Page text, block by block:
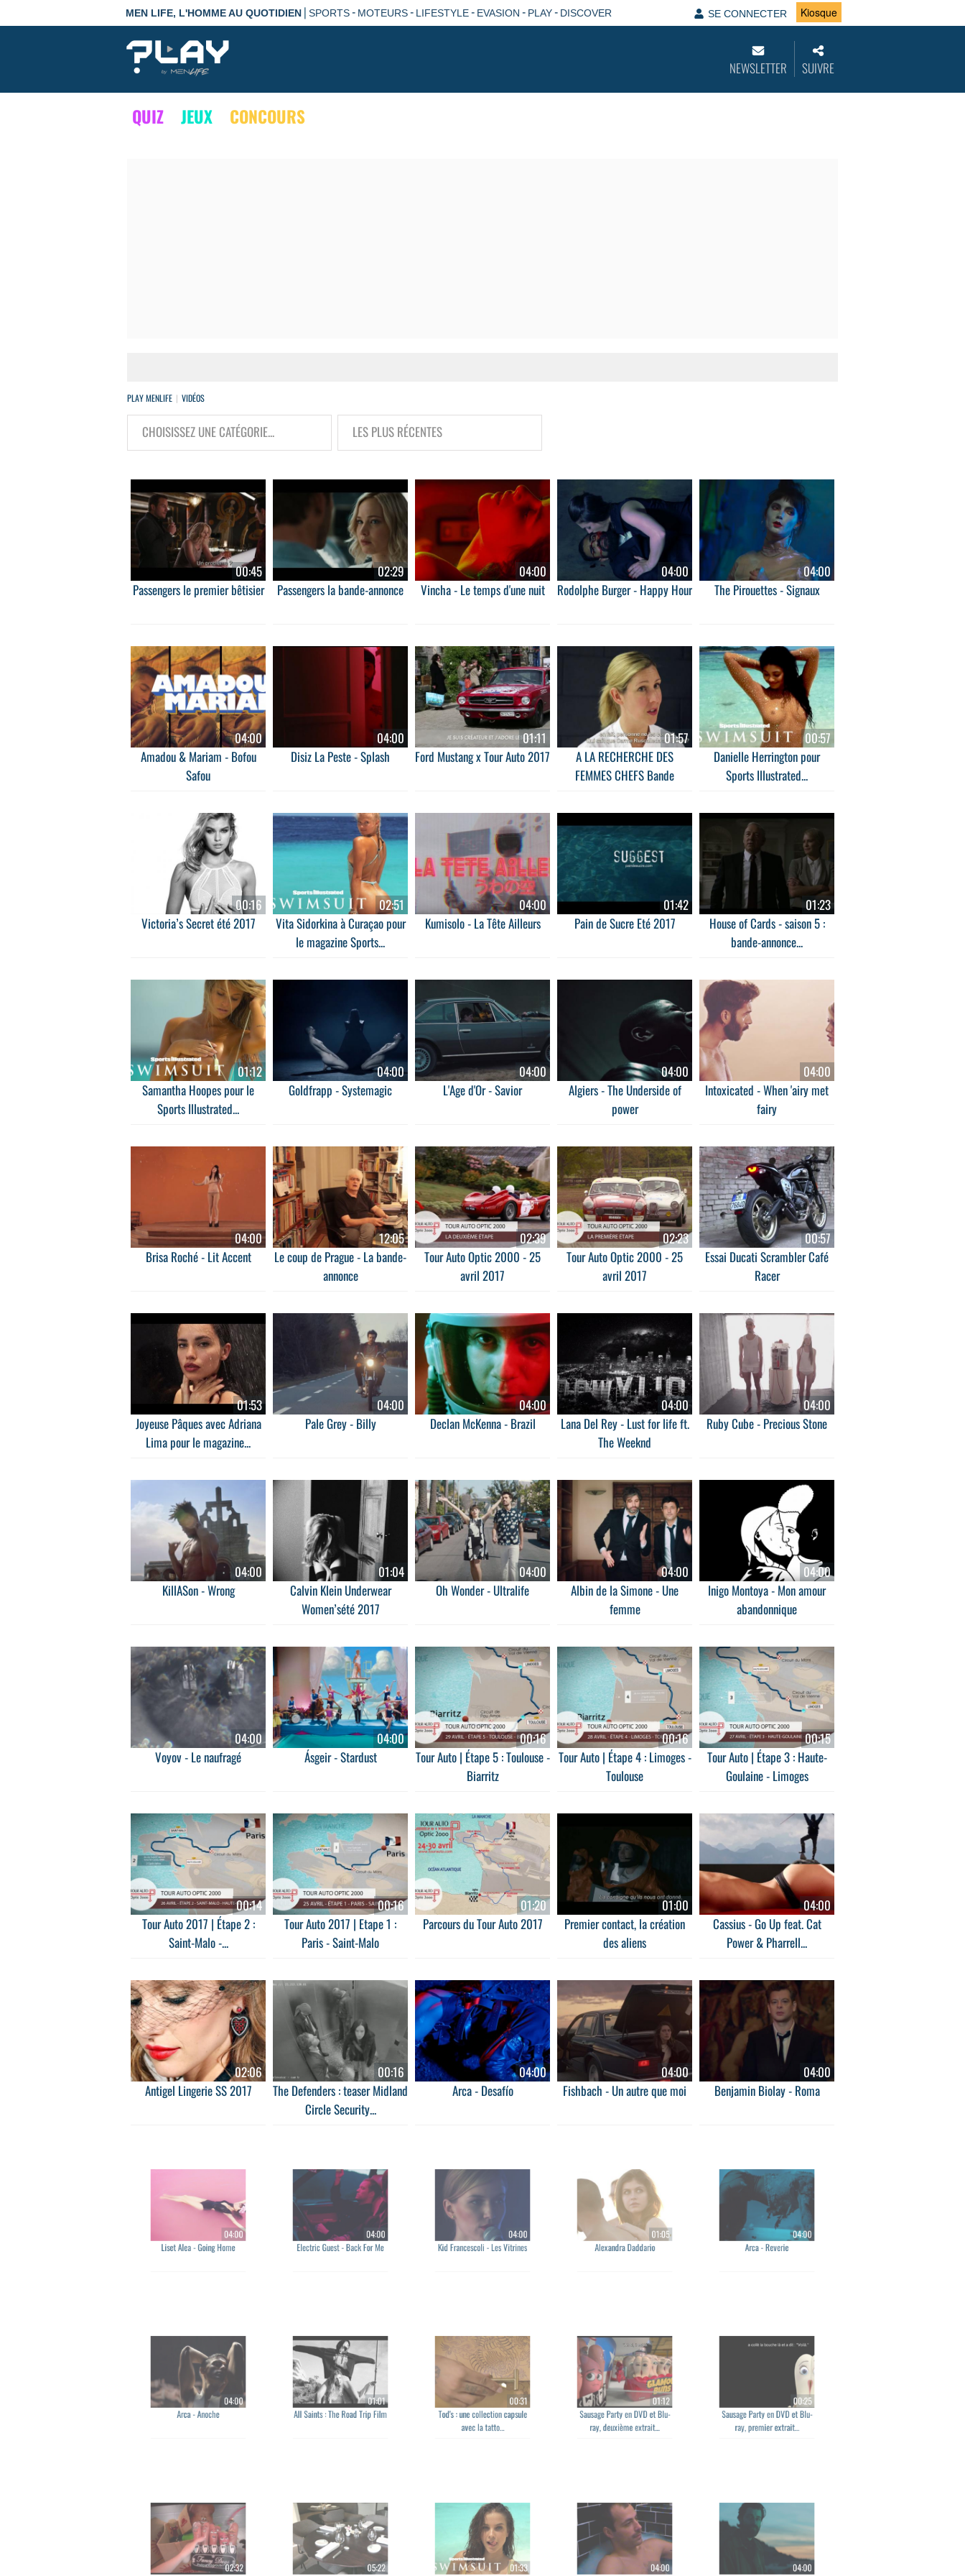
MEN LIFE, L'HOMME AU QUOTIDIEN | SPORTS- MOTEURS- LIFESTYLE- EVASION - PLAY- DISCOVER SE CONNECTER Kiosque
NEWSLETTER SUIVRE
QUIZ JEUX CONCOURS
PLAY MENLIFE VIDÉOS
00:45
Passengers le premier bêtisier
02:29
Passengers la bande-annonce
04:00
Vincha - Le temps d'une nuit
04:00
Rodolphe Burger - Happy Hour
04:00
The Pirouettes - Signaux
04:00
Amadou & Mariam - Bofou
Safou
04:00
Disiz La Peste - Splash
01:11
Ford Mustang x Tour Auto 2017
01:57
A LA RECHERCHE DES
FEMMES CHEFS Bande
00:57
Danielle Herrington pour
Sports Illustrated...
00:16
Victoria’s Secret été 2017
02:51
Vita Sidorkina à Curaçao pour
le magazine Sports...
04:00
Kumisolo - La Tête Ailleurs
01:42
Pain de Sucre Eté 2017
01:23
House of Cards - saison 5 :
bande-annonce...
01:12
Samantha Hoopes pour le
Sports Illustrated...
04:00
Goldfrapp - Systemagic
04:00
L'Age d'Or - Savior
04:00
Algiers - The Underside of
power
04:00
Intoxicated - When 'airy met
fairy
04:00
Brisa Roché - Lit Accent
12:05
Le coup de Prague - La bande-
annonce
02:39
Tour Auto Optic 2000 - 25
avril 2017
02:23
Tour Auto Optic 2000 - 25
avril 2017
00:57
Essai Ducati Scrambler Café
Racer
01:53
Joyeuse Pâques avec Adriana
Lima pour le magazine...
04:00
Pale Grey - Billy
04:00
Declan McKenna - Brazil
04:00
Lana Del Rey - Lust for life ft.
The Weeknd
04:00
Ruby Cube - Precious Stone
04:00
KillASon - Wrong
01:04
Calvin Klein Underwear
Women’sété 2017
04:00
Oh Wonder - Ultralife
04:00
Albin de la Simone - Une
femme
04:00
Inigo Montoya - Mon amour
abandonnique
04:00
Voyov - Le naufragé
04:00
Ásgeir - Stardust
00:16
Tour Auto | Étape 5 : Toulouse -
Biarritz
00:16
Tour Auto | Étape 4 : Limoges -
Toulouse
00:15
Tour Auto | Étape 3 : Haute-
Goulaine - Limoges
00:14
Tour Auto 2017 | Étape 2 :
Saint-Malo -...
00:16
Tour Auto 2017 | Etape 1 :
Paris - Saint-Malo
01:20
Parcours du Tour Auto 2017
01:00
Premier contact, la création
des aliens
04:00
Cassius - Go Up feat. Cat
Power & Pharrell...
02:06
Antigel Lingerie SS 2017
00:16
The Defenders : teaser Midland
Circle Security...
04:00
Arca - Desafío
04:00
Fishbach - Un autre que moi
04:00
Benjamin Biolay - Roma
04:00
Liset Alea - Going Home
04:00
Electric Guest - Back For Me
04:00
Kid Francescoli - Les Vitrines
01:05
Alexandra Daddario
04:00
Arca - Reverie
04:00
Arca - Anoche
01:01
All Saints : The Road Trip Film
00:31
Tod's : une collection capsule
01:12
Sausage Party en DVD et Blu-
00:25
Sausage Party en DVD et Blu-
02:32 05:22 01:33 04:00 04:00